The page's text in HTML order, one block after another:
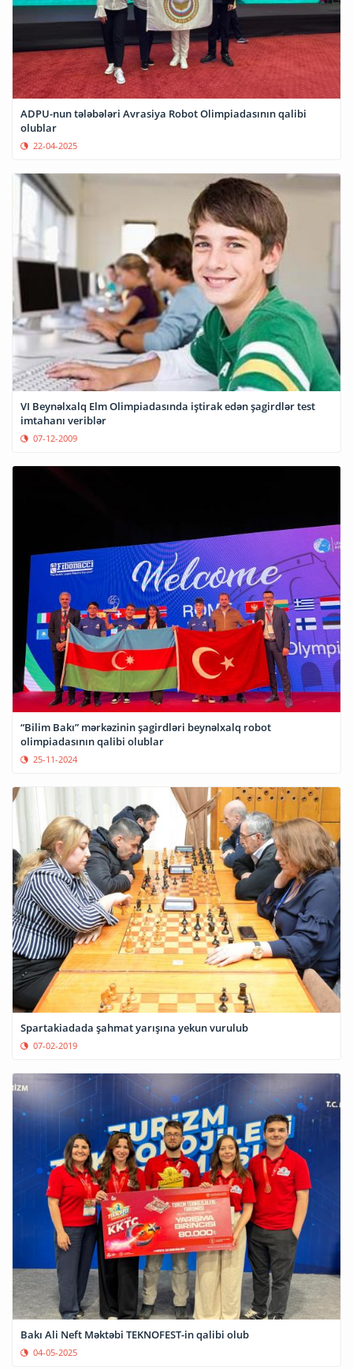
ADPU-nun tələbələri Avrasiya Robot Olimpiadasının qalibi
olublar
22-04-2025
VI Beynəlxalq Elm Olimpiadasında iştirak edən şagirdlər test
imtahanı veriblər
07-12-2009
“Bilim Bakı” mərkəzinin şagirdləri beynəlxalq robot
olimpiadasının qalibi olublar
25-11-2024
Spartakiadada şahmat yarışına yekun vurulub
07-02-2019
Bakı Ali Neft Məktəbi TEKNOFEST-in qalibi olub
04-05-2025